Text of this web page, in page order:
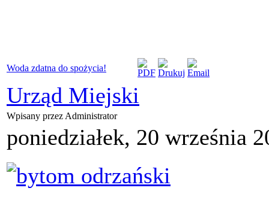
Woda zdatna do spożycia!
Urząd Miejski
Wpisany przez Administrator
poniedziałek, 20 września